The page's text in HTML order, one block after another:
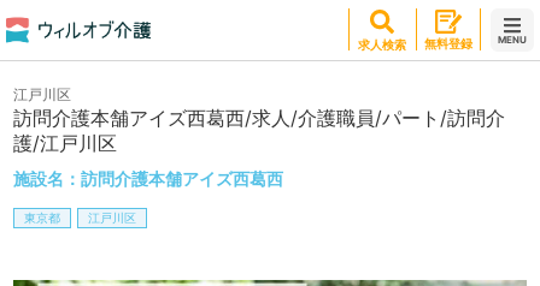
求人検索 無料登録 MENU
訪問介護本舗アイズ西葛西/求人/介護職員/パート/訪問介
護/江戸川区
施設名：訪問介護本舗アイズ西葛西
江戸川区
東京都 江戸川区